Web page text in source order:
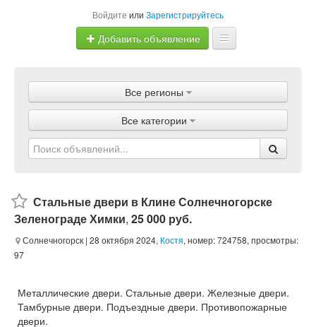
Войдите или Зарегистрируйтесь
Добавить объявление
Объявления
Магазины
Услуги
Все регионы
Все категории
Стальные двери в Клине Солнечногорске
Зеленограде Химки, 25 000 руб.
Солнечногорск | 28 октября 2024, Костя, номер: 724758, просмотры:
97
Металлические двери. Стальные двери. Железные двери.
Тамбурные двери. Подъездные двери. Противопожарные
двери.